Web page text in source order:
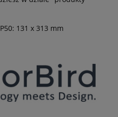
131 x 313 mm